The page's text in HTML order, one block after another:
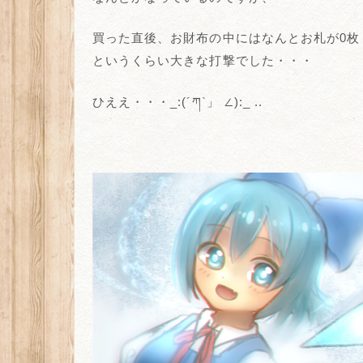
買った直後、お財布の中にはなんとお札が0枚
というくらい大きな打撃でした・・・
ひええ・・・_:(´ཀ`」 ∠):_ ..